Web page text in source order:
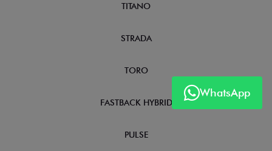
WhatsApp
TITANO
STRADA
TORO
FASTBACK HYBRID
PULSE